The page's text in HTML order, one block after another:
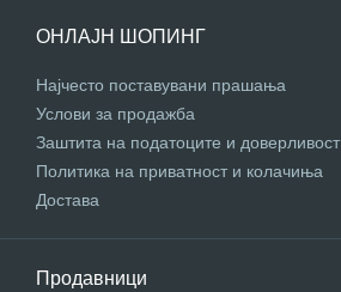
ОНЛАЈН ШОПИНГ
Најчесто поставувани прашања
Услови за продажба
Заштита на податоците и доверливост
Политика на приватност и колачиња
Достава
Продавници